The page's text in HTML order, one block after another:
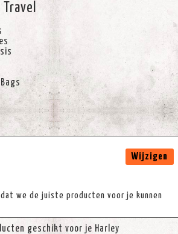
we de juiste producten voor je kunnen
Wijzigen
geschikt voor je Harley